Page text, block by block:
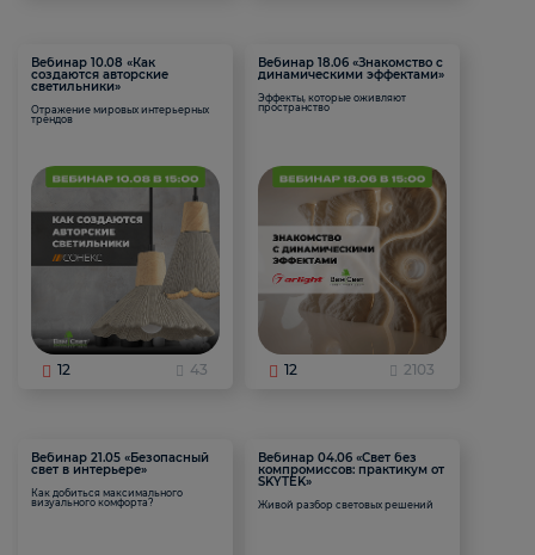
Вебинар 10.08 «Как
создаются авторские
светильники»
Отражение мировых интерьерных
трендов
12 43
Вебинар 18.06 «Знакомство с
динамическими эффектами»
Эффекты, которые оживляют
пространство
12 2103
Вебинар 21.05 «Безопасный
свет в интерьере»
Как добиться максимального
визуального комфорта?
Вебинар 04.06 «Свет без
компромиссов: практикум от
SKYTEK»
Живой разбор световых решений